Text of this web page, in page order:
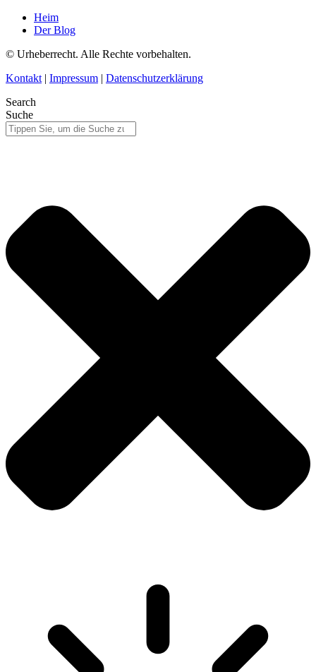
Heim
Der Blog
© Urheberrecht. Alle Rechte vorbehalten.
Kontakt | Impressum | Datenschutzerklärung
Search
Suche